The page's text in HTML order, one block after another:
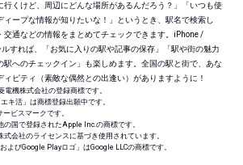
行くけど、周辺にどんな場所があるんだろう？」「いつも使
ィープな情報が知りたいな！」というとき、駅名で検索し
交通などの情報をまとめてチェックできます。iPhone /
すれば、「お気に入りの駅や記事の保存」「駅や街の魅力
駅へのチェックイン」も楽しめます。全国の駅と街で、あな
ピティ（素敵な偶然との出逢い）がありますように！
電機株式会社の登録商標です。
キ活」は商標登録出願中です。
ビスマークです。
の国で登録されたApple Inc.の商標です。
式会社のライセンスに基づき使用されています。
よびGoogle Playロゴ」はGoogle LLCの商標です。